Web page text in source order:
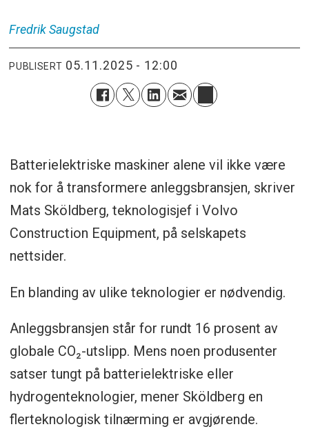
Fredrik Saugstad
PUBLISERT 05.11.2025 - 12:00
Batterielektriske maskiner alene vil ikke være
nok for å transformere anleggsbransjen, skriver
Mats Sköldberg, teknologisjef i Volvo
Construction Equipment, på selskapets
nettsider.
En blanding av ulike teknologier er nødvendig.
Anleggsbransjen står for rundt 16 prosent av
globale CO₂-utslipp. Mens noen produsenter
satser tungt på batterielektriske eller
hydrogenteknologier, mener Sköldberg en
flerteknologisk tilnærming er avgjørende.